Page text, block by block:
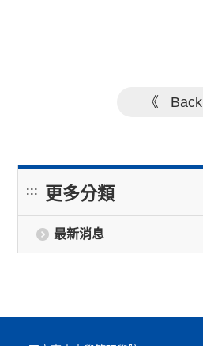
《 Back
::: 更多分類
最新消息